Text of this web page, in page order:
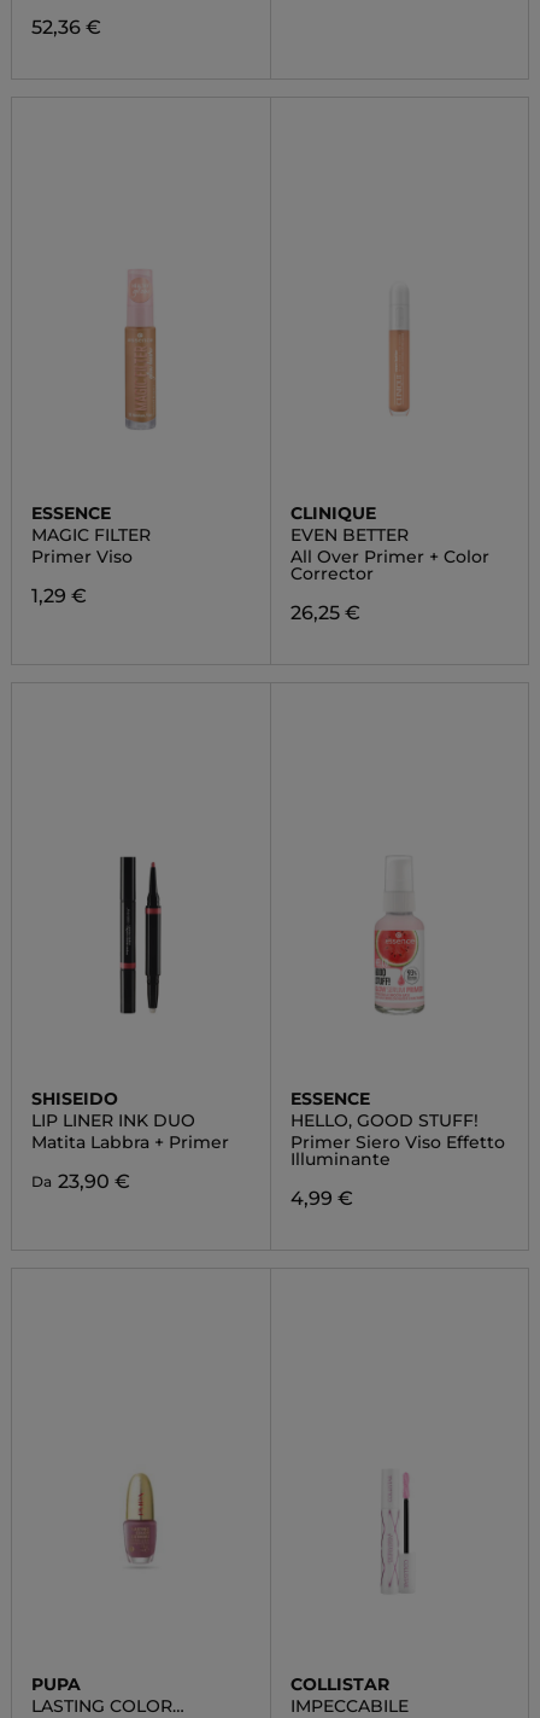
52,36 €
ESSENCE
MAGIC FILTER
Primer Viso
1,29 €
CLINIQUE
EVEN BETTER
All Over Primer + Color
Corrector
26,25 €
SHISEIDO
LIP LINER INK DUO
Matita Labbra + Primer
Da 23,90 €
ESSENCE
HELLO, GOOD STUFF!
Primer Siero Viso Effetto
Illuminante
4,99 €
PUPA
LASTING COLOR
COLLISTAR
IMPECCABILE